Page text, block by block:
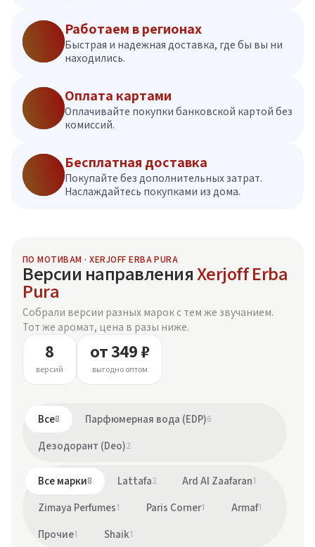
Работаем в регионах
Быстрая и надежная доставка, где бы вы ни
находились.
Оплата картами
Оплачивайте покупки банковской картой без
комиссий.
Бесплатная доставка
Покупайте без дополнительных затрат.
Наслаждайтесь покупками из дома.
ПО МОТИВАМ · XERJOFF ERBA PURA
Версии направления Xerjoff Erba
Pura
Собрали версии разных марок с тем же звучанием.
Тот же аромат, цена в разы ниже.
8
версий
от 349 ₽
выгодно оптом
Все8 Парфюмерная вода (EDP)6
Дезодорант (Deo)2
Все марки8 Lattafa2 Ard Al Zaafaran1
Zimaya Perfumes1 Paris Corner1 Armaf1
Прочие1 Shaik1